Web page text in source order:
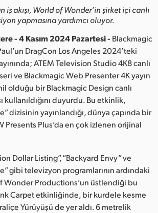
SAR, China
iş akışı, World of Wonder’inşirket içi canlı
yapmasına yardımcı oluyor.
- 4 Kasım 2024 Pazartesi - Blackmagic
DragCon Los Angeles 2024’teki
ATEM Television Studio 4K8 canlı
ve Blackmagic Web Presenter 4K yayın
olduğu bir Blackmagic Design canlı
kullanıldığını duyurdu. Bu etkinlik,
dizisinin yayınlandığı, dünya çapında bir
Presents Plus’da en çok izlenen orijinal
Dollar Listing”, “Backyard Envy” ve
gibi televizyon programlarının ardındaki
Wonder Productions’un üstlendiği bu
Carpet etkinliğinde, bir kurdele kesme
Yürüyüşü de yer aldı. 6 metrelik